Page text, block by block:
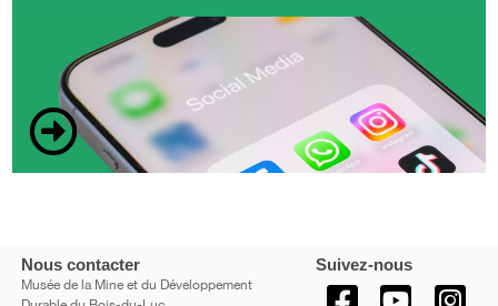
Nous contacter
Musée de la Mine et du Développement
Suivez-nous